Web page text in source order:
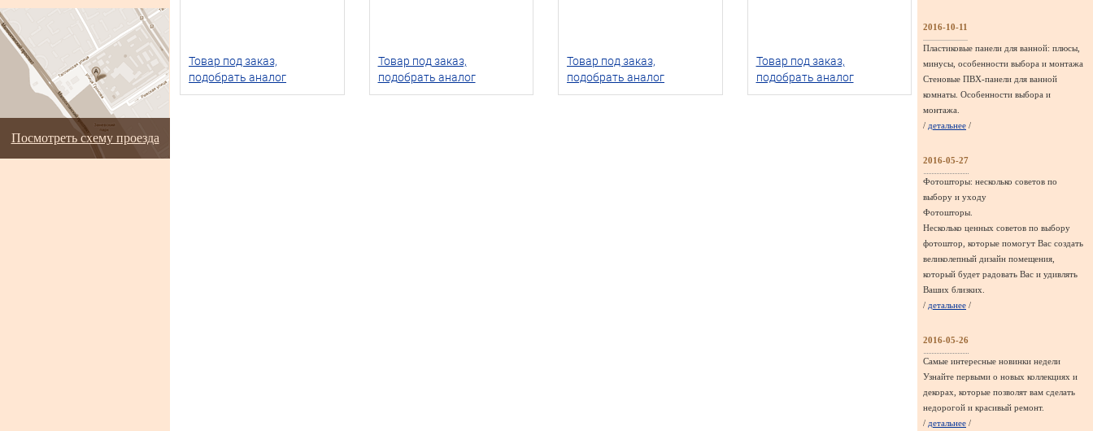
Посмотреть схему проезда
Товар под заказ,
подобрать аналог
Товар под заказ,
подобрать аналог
Товар под заказ,
подобрать аналог
Товар под заказ,
подобрать аналог
2016-10-11
Пластиковые панели для ванной: плюсы,
минусы, особенности выбора и монтажа
Стеновые ПВХ-панели для ванной
комнаты. Особенности выбора и
монтажа.
/ детальнее /
2016-05-27
Фотошторы: несколько советов по
выбору и уходу
Фотошторы.
Несколько ценных советов по выбору
фотоштор, которые помогут Вас создать
великолепный дизайн помещения,
который будет радовать Вас и удивлять
Ваших близких.
/ детальнее /
2016-05-26
Самые интересные новинки недели
Узнайте первыми о новых коллекциях и
декорах, которые позволят вам сделать
недорогой и красивый ремонт.
/ детальнее /